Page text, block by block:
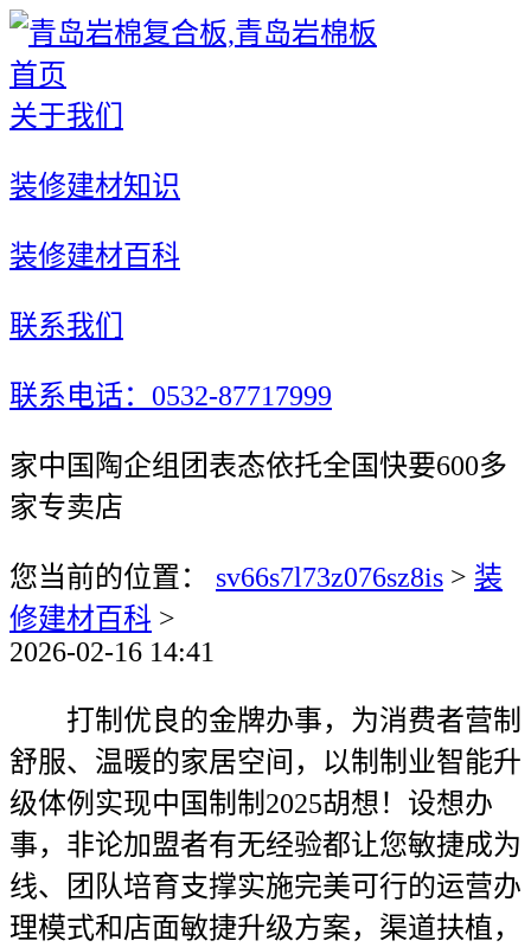
首页
关于我们
装修建材知识
装修建材百科
联系我们
联系电话：0532-87717999
家中国陶企组团表态依托全国快要600多
家专卖店
您当前的位置： sv66s7l73z076sz8is > 装
修建材百科 >
2026-02-16 14:41
打制优良的金牌办事，为消费者营制
舒服、温暖的家居空间，以制制业智能升
级体例实现中国制制2025胡想！设想办
事，非论加盟者有无经验都让您敏捷成为
线、团队培育支撑实施完美可行的运营办
理模式和店面敏捷升级方案，渠道扶植，